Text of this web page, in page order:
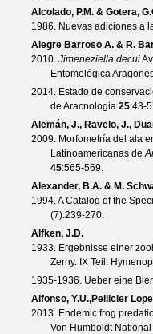
Alcolado, P.M. & Gotera,
1986. Nuevas adiciones a
Alegre Barroso A. & R.
2010. Jimeneziella decui
Entomológica
2014. Estado de
de Aracnologia 25:43-
Alemán, J., Ravelo, J.,
2009. Morfometría del ala
Latinoamericanas de
45:565-569.
Alexander, B.A. & M.
1994. A Catalog of the
(7):239-270.
Alfken, J.D.
1933. Ergebnisse einer
Zerny. IX Teil.
1935-1936. Ueber eine
Alfonso, Y.U.,Pellicier
2013. Endemic frog
Von Humboldt